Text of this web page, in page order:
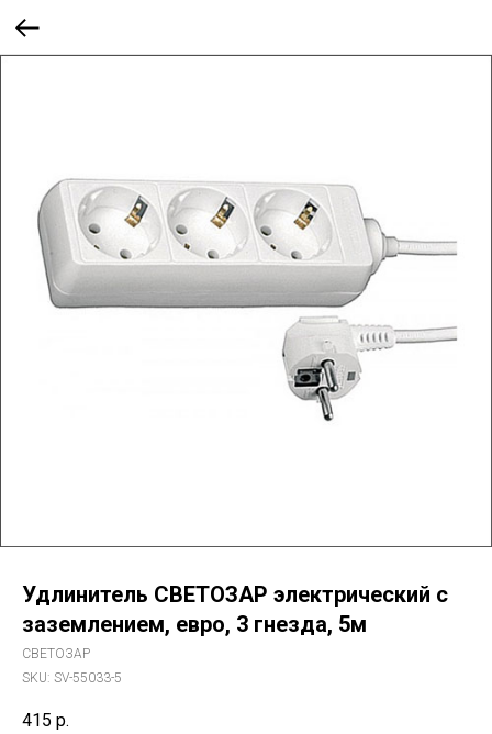
Удлинитель СВЕТОЗАР электрический с
заземлением, евро, 3 гнезда, 5м
СВЕТОЗАР
SKU: SV-55033-5
415 р.